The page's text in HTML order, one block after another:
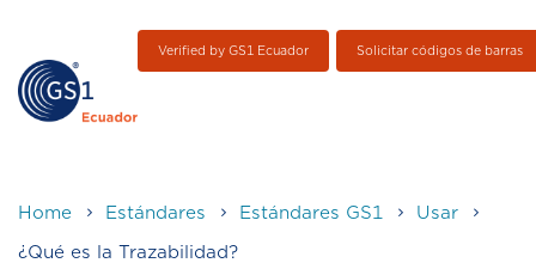
Verified by GS1 Ecuador Solicitar códigos de barras
Home Estándares Estándares GS1
Usar
¿Qué es la Trazabilidad?